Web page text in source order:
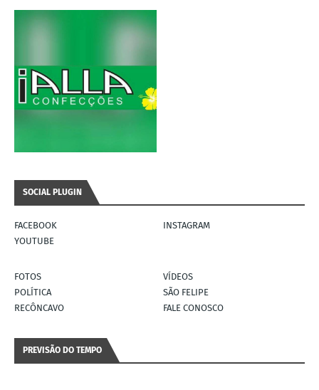
SOCIAL PLUGIN
FACEBOOK
INSTAGRAM
YOUTUBE
FOTOS
VÍDEOS
POLÍTICA
SÃO FELIPE
RECÔNCAVO
FALE CONOSCO
PREVISÃO DO TEMPO